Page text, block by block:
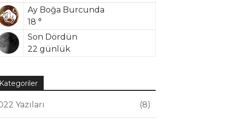
Ay Boğa Burcunda
18 °
Son Dördün
22 günlük
Kategoriler
Yazıları 8